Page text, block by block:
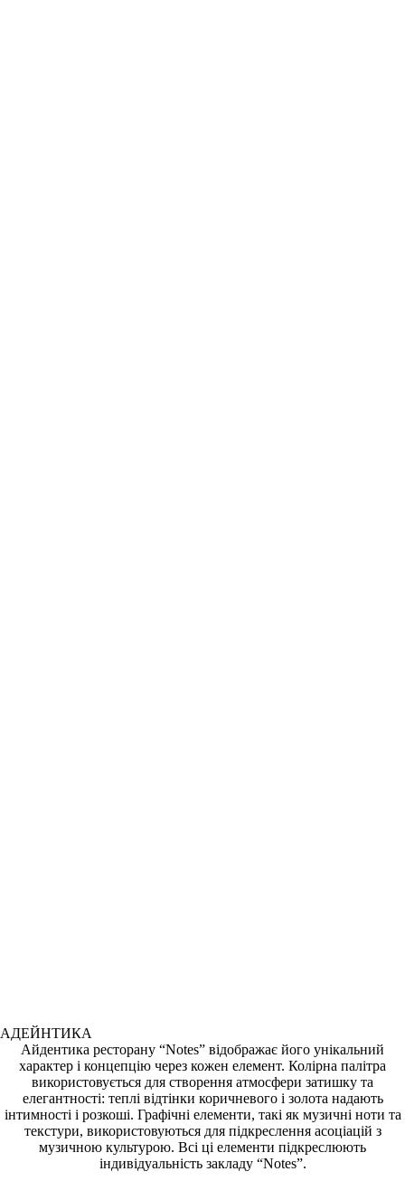
АДЕЙНТИКА
Айдентика ресторану “Notes” відображає його унікальний
характер і концепцію через кожен елемент. Колірна палітра
використовується для створення атмосфери затишку та
елегантності: теплі відтінки коричневого і золота надають
інтимності і розкоші. Графічні елементи, такі як музичні ноти та
текстури, використовуються для підкреслення асоціацій з
музичною культурою. Всі ці елементи підкреслюють
індивідуальність закладу “Notes”.